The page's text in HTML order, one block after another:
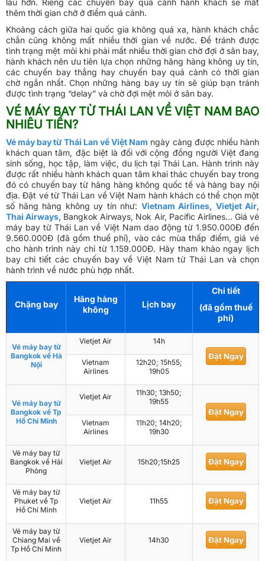
lâu hơn. Riêng các chuyến bay quá cảnh hành khách sẽ mất
thêm thời gian chờ ở điểm quá cảnh.
Khoảng cách giữa hai quốc gia không quá xa, hành khách chắc
chắn cũng không mất nhiều thời gian về nước. Để tránh được
tình trạng mệt mỏi khi phải mất nhiều thời gian chờ đợi ở sân bay,
hành khách nên ưu tiên lựa chọn những hãng hàng không uy tín,
các chuyến bay thẳng hay chuyến bay quá cảnh có thời gian
chờ ngắn nhất. Chọn những hàng bay uy tín sẽ giúp bạn tránh
được tình trạng “delay” và chờ đợi mệt mỏi ở sân bay.
VÉ MÁY BAY TỪ THÁI LAN VỀ VIỆT NAM BAO
NHIÊU TIỀN?
Vé máy bay từ Thái Lan về Việt Nam ngày càng được nhiều hành
khách quan tâm, đặc biệt là đối với cộng đồng người Việt đang
sinh sống, học tập, làm việc, du lịch tại Thái Lan. Hành trình này
được rất nhiều hành khách quan tâm khai thác chuyến bay trong
đó có chuyến bay từ hãng hàng không quốc tế và hàng bay nội
địa. Đặt vé từ Thái Lan về Việt Nam hành khách có thể chọn một
số hãng hàng không uy tín như: Vietnam Airlines, Vietjet Air,
Thai Airways, Bangkok Airways, Nok Air, Pacific Airlines… Giá vé
máy bay từ Thái Lan về Việt Nam dao động từ 1.950.000Đ đến
9.560.000Đ (đã gồm thuế phí), vào các mùa thấp điểm, giá vé
cho hành trình này chỉ từ 1.159.000Đ. Hãy tham khảo ngay lịch
bay chi tiết các chuyến bay về Việt Nam từ Thái Lan và chọn
hành trình về nước phù hợp nhất.
Chặng bay
Hãng hàng
không
Lịch bay
Chi tiết
(đã gồm thuế
phí)
Vé máy bay từ
Bangkok về Hà
Nội
Vietjet Air 14h
Đặt Ngay
Vietnam
Airlines
12h20; 15h55;
19h05
Vé máy bay từ
Bangkok về Tp
Hồ Chí Minh
Vietjet Air
11h30; 13h50;
19h55
Đặt Ngay
Vietnam
Airlines
11h20; 14h20;
19h30
Vé máy bay từ
Bangkok về Hải
Phòng
Vietjet Air 15h20;15h25 Đặt Ngay
Vé máy bay từ
Phuket về Tp
Hồ Chí Minh
Vietjet Air 11h55 Đặt Ngay
Vé máy bay từ
Chiang Mai về
Tp Hồ Chí Minh
Vietjet Air 14h30 Đặt Ngay